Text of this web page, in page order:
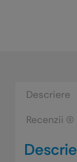
Tre
Descriere
Recenzii (0)